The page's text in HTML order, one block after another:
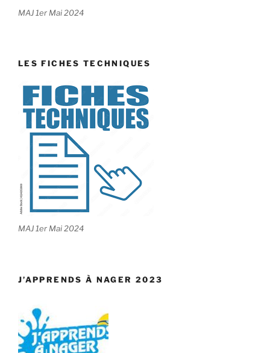
MAJ 1er Mai 2024
LES FICHES TECHNIQUES
MAJ 1er Mai 2024
J’APPRENDS À NAGER 2023